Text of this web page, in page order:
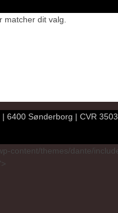
matcher dit valg.
6400 Sønderborg | CVR
content/themes/dante/